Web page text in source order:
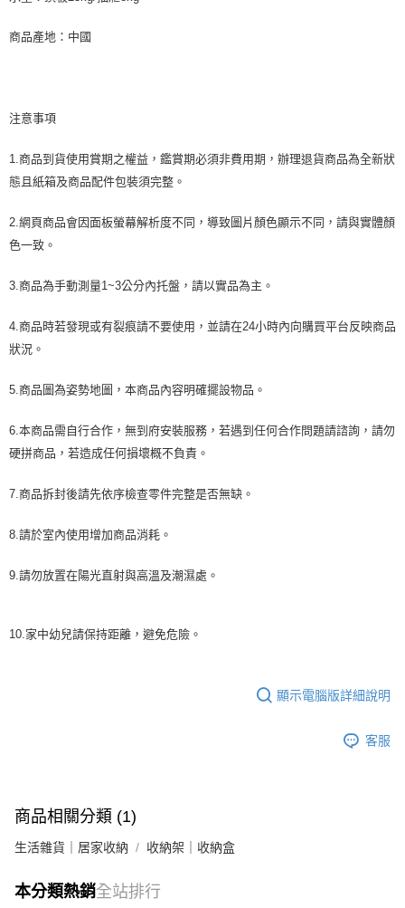
商品產地：中國
注意事項
1.商品到貨使用賞期之權益，鑑賞期必須非費用期，辦理退貨商品為全新狀
態且紙箱及商品配件包裝須完整。
2.網頁商品會因面板螢幕解析度不同，導致圖片顏色顯示不同，請與實體顏
色一致。
3.商品為手動測量1~3公分內托盤，請以實品為主。
4.商品時若發現或有裂痕請不要使用，並請在24小時內向購買平台反映商品
狀況。
5.商品圖為姿勢地圖，本商品內容明確擺設物品。
6.本商品需自行合作，無到府安裝服務，若遇到任何合作問題請諮詢，請勿
硬拼商品，若造成任何損壞概不負責。
7.商品拆封後請先依序檢查零件完整是否無缺。
8.請於室內使用增加商品消耗。
9.請勿放置在陽光直射與高溫及潮濕處。
10.家中幼兒請保持距離，避免危險。
顯示電腦版詳細說明
客服
商品相關分類 (1)
生活雜貨｜居家收納 收納架｜收納盒
本分類熱銷全站排行